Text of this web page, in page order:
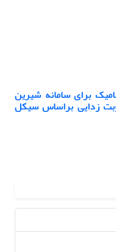
برای سامانه شیرین
زدایی براساس سیکل